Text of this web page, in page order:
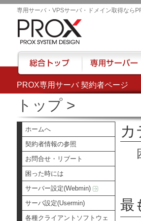
PROX専用サーバ 契約者ページ
専用サーバ・VPSサーバ・ドメイン取得なら
トップ>
ホームへ
契約者情報の参照
お問合せ・リブート
困った時には
サーバー設定(Webmin)
サーバ設定(Usermin)
各種クライアントソフトウェ
最
総合トップ 専用サーバー